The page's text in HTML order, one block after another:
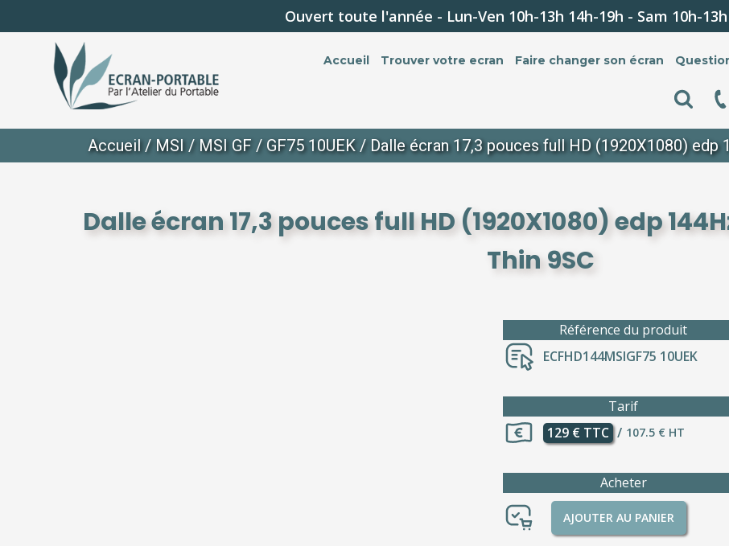
Ouvert toute l'année - Lun-Ven 10h-13h 14h-19h - Sam 10h-
Accueil Trouver votre ecran Faire changer son écran
Accueil/ MSI/ MSI GF / GF75 10UEK / Dalle écran 17,3 pouces full HD (1920X1080) edp
Dalle écran 17,3 pouces full HD (1920X1080) edp
Thin 9SC
Référence du produit
ECFHD144MSIGF75 10UEK
Tarif
129 € TTC / 107.5 € HT
Acheter
AJOUTER AU PANIER